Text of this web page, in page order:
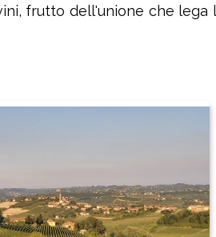
frutto dell'unione che